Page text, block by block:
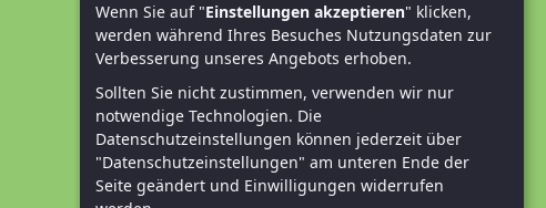
Spenden und helfen
Wenn Sie auf "Einstellungen akzeptieren" klicken,
werden während Ihres Besuches Nutzungsdaten zur
Verbesserung unseres Angebots erhoben.
Sollten Sie nicht zustimmen, verwenden wir nur
notwendige Technologien. Die
Datenschutzeinstellungen können jederzeit über
"Datenschutzeinstellungen" am unteren Ende der
Seite geändert und Einwilligungen widerrufen